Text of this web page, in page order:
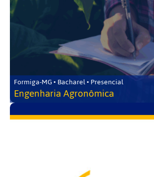
Formiga-MG • Bacharel • Presencial
Engenharia Agronômica